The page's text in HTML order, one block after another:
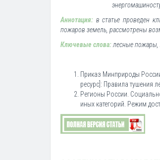
Аннотация: в статье проведен
пожаров земель, рассмотрены
Ключевые слова: лесные пожары,
Приказ Минприроды
ресурс]: Правила тушения
Регионы России.
иных категорий. Режим